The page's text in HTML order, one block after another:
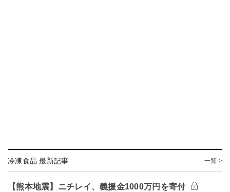
冷凍食品 最新記事 一覧 >
【熊本地震】ニチレイ、義援金1000万円を寄付